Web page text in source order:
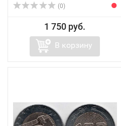
(0)
1 750 руб.
В корзину